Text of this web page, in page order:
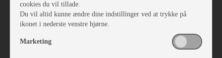
cookies du vil tillade.
Du vil altid kunne ændre dine indstillinger ved at trykke på
ikonet i nederste venstre hjørne.
Marketing